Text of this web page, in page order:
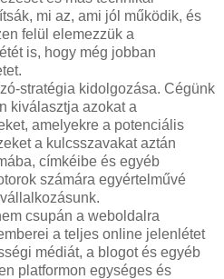
mi az, ami jól működik, és
felül elemezzük a
is, hogy még jobban
stratégia kidolgozása. Cégünk
kiválasztja azokat a
amelyekre a potenciális
a kulcsszavakat aztán
címkéibe és egyéb
számára egyértelművé
csupán a weboldalra
a teljes online jelenlétet
médiát, a blogot és egyéb
platformon egységes és